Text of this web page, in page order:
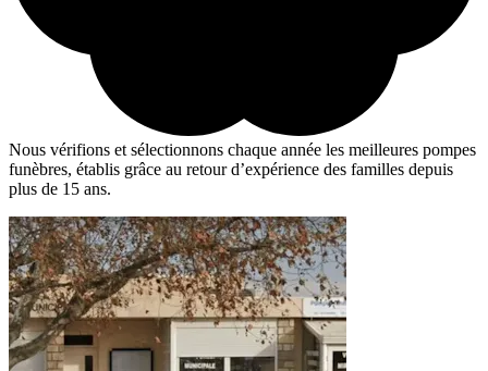
Nous vérifions et sélectionnons chaque année les meilleures pompes
funèbres, établis grâce au retour d’expérience des familles depuis
plus de 15 ans.